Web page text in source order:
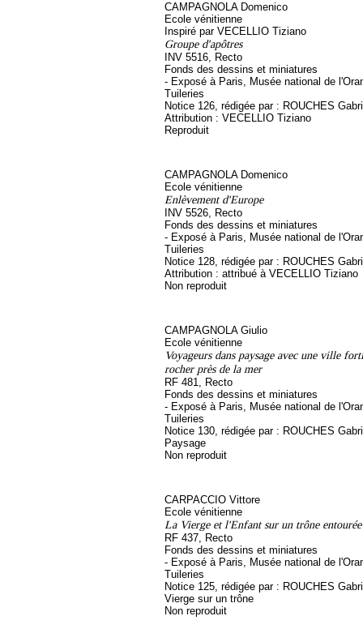
CAMPAGNOLA Domenico
Ecole vénitienne
Inspiré par VECELLIO Tiziano
Groupe d'apôtres
INV 5516, Recto
Fonds des dessins et miniatures
- Exposé à Paris, Musée national de
Tuileries
Notice 126, rédigée par : ROUCHES
Attribution : VECELLIO Tiziano
Reproduit
CAMPAGNOLA Domenico
Ecole vénitienne
Enlèvement d'Europe
INV 5526, Recto
Fonds des dessins et miniatures
- Exposé à Paris, Musée national de
Tuileries
Notice 128, rédigée par : ROUCHES
Attribution : attribué à VECELLIO Tiziano
Non reproduit
CAMPAGNOLA Giulio
Ecole vénitienne
Voyageurs dans paysage avec une ville
rocher près de la mer
RF 481, Recto
Fonds des dessins et miniatures
- Exposé à Paris, Musée national de
Tuileries
Notice 130, rédigée par : ROUCHES
Paysage
Non reproduit
CARPACCIO Vittore
Ecole vénitienne
La Vierge et l'Enfant sur un trône entourée
RF 437, Recto
Fonds des dessins et miniatures
- Exposé à Paris, Musée national de
Tuileries
Notice 125, rédigée par : ROUCHES
Vierge sur un trône
Non reproduit